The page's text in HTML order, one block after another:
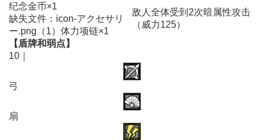
纪念金币×1
缺失文件：icon-アクセサリ
ー.png（1）体力项链×1
敌人全体受到2次暗属性攻击
（威力125）
【盾牌和弱点】
10｜
弓
扇